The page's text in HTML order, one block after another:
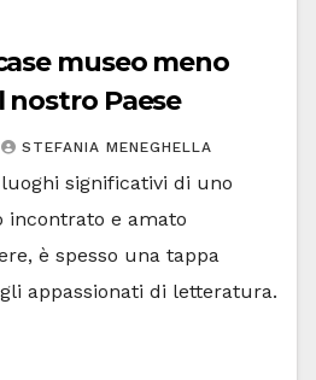
museo meno
Paese
STEFANIA MENEGHELLA
significativi di uno
incontrato e amato
è spesso una tappa
appassionati di letteratura.